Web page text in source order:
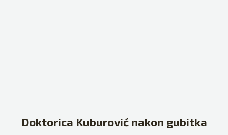
Doktorica Kuburović nakon gubitka